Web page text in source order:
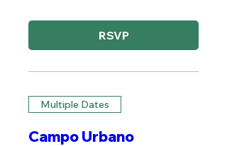
RSVP
Multiple Dates
Campo Urbano